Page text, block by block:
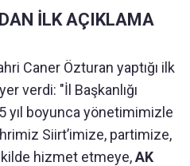
İLK AÇIKLAMA
Caner Özturan yaptığı ilk
verdi: "İl Başkanlığı
yıl boyunca yönetimimizle
Siirt’imize, partimize,
hizmet etmeye,AK